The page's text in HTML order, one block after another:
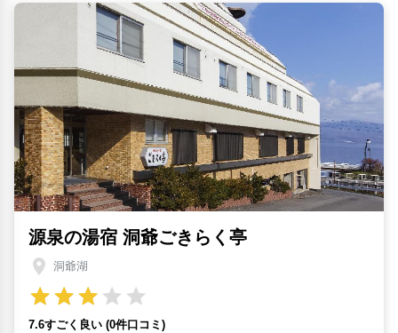
源泉の湯宿 洞爺ごきらく亭
洞爺湖
7.6すごく良い (0件口コミ)